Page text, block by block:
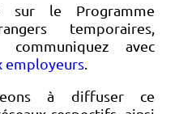
le Programme
temporaires,
avec
employeurs
à diffuser ce